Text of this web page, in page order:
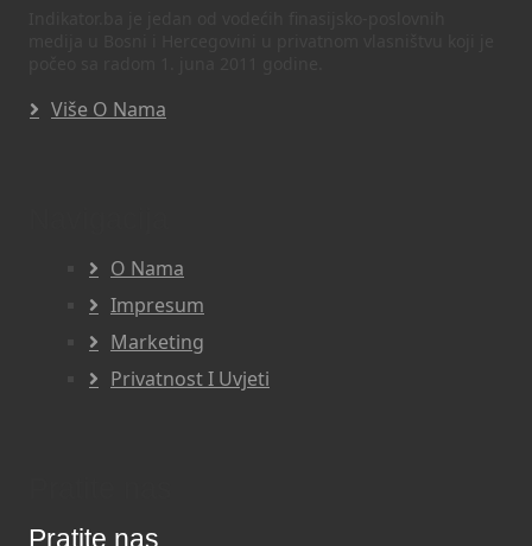
Više O Nama
O Nama
Impresum
Marketing
Privatnost I Uvjeti
Pratite nas